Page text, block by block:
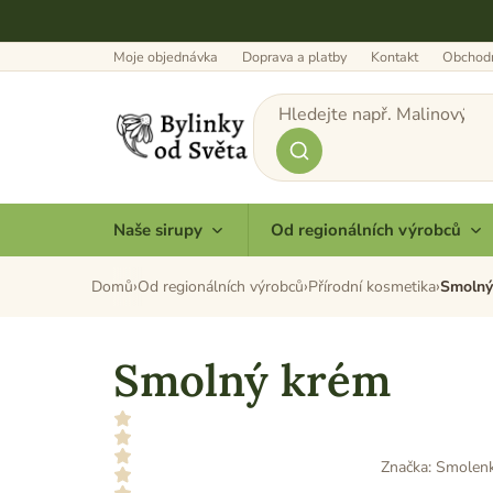
Moje objednávka Doprava a platby Kontakt
Naše sirupy Od regionálních výrobců
Domů Od regionálních výrobců Přírodní kosmetika
Smolný krém
Značka: